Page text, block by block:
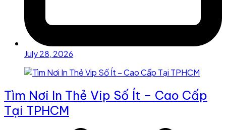
July 28, 2026
Tìm Nơi In Thẻ Vip Số Ít – Cao Cấp
Tại TPHCM